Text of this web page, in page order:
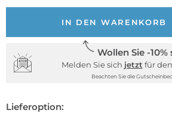
IN DEN WARENKORB
Wollen Sie -10%
Melden Sie sich jetzt für
Beachten Sie die
Lieferoption: